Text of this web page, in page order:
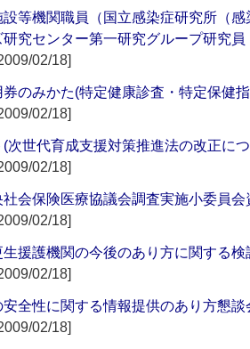
等機関職員（国立感染症研究所（
究センター第一研究グループ研究員
02/18]
のみかた(特定健康診査・特定保健
02/18]
次世代育成支援対策推進法の改正に
02/18]
会保険医療協議会調査実施小委員会
02/18]
援護機関の今後のあり方に関する検
02/18]
全性に関する情報提供のあり方懇談
02/18]